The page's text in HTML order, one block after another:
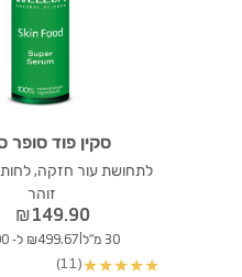
סקין פוד סופר
לתחושת עור חזקה, לחות
זוהר
₪149.90
30 מ"ל ₪499.67 ל- 100 מ"ל
★
★
★
★
★
(11)